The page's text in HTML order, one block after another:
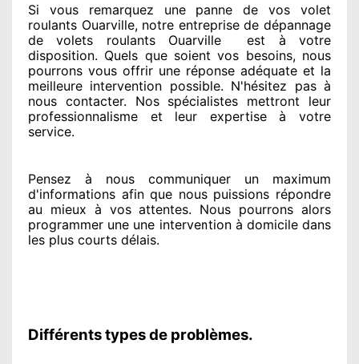
Si vous remarquez une panne de vos volet
roulants Ouarville, notre entreprisede dépannage
de volets roulants Ouarville
est à votre
disposition. Quels que soient vos besoins, nous
pourrons vous offrir une réponse adéquate et la
meilleure intervention possible. N'hésitez pas à
nous contacter. Nos spécialistes mettront leur
professionnalisme et leur expertise à votre
service.
Pensez à nous communiquer un maximum
d'informations afin que nous puissions répondre
au mieux à vos attentes. Nous pourrons alors
programmer une une intervention à domiciledans
les plus courts délais.
Différents types de problèmes.